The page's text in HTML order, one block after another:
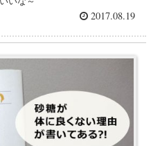
2017.08.19